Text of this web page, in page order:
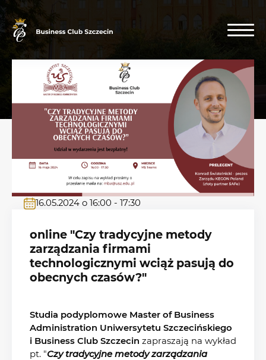
16.05.2024 o 16:00 - 17:30
online "Czy tradycyjne metody
zarządzania firmami
technologicznymi wciąż pasują do
obecnych czasów?"
Studia podyplomowe Master of Business
Administration Uniwersytetu Szczecińskiego
i Business Club Szczecin zapraszają na wykład
pt. "Czy tradycyjne metody zarządzania